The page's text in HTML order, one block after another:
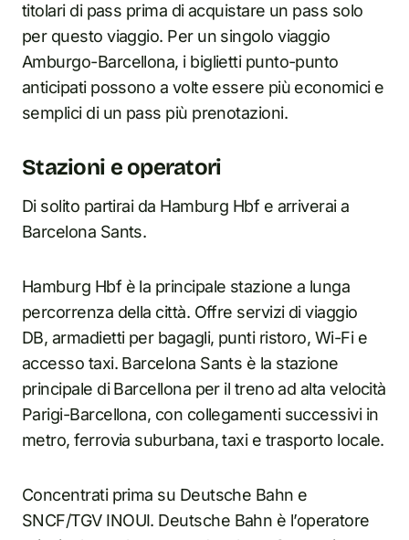
titolari di pass prima di acquistare un pass solo
per questo viaggio. Per un singolo viaggio
Amburgo-Barcellona, i biglietti punto-punto
anticipati possono a volte essere più economici e
semplici di un pass più prenotazioni.
Stazioni e operatori
Di solito partirai da Hamburg Hbf e arriverai a
Barcelona Sants.
Hamburg Hbf è la principale stazione a lunga
percorrenza della città. Offre servizi di viaggio
DB, armadietti per bagagli, punti ristoro, Wi-Fi e
accesso taxi. Barcelona Sants è la stazione
principale di Barcellona per il treno ad alta velocità
Parigi-Barcellona, con collegamenti successivi in
metro, ferrovia suburbana, taxi e trasporto locale.
Concentrati prima su Deutsche Bahn e
SNCF/TGV INOUI. Deutsche Bahn è l’operatore